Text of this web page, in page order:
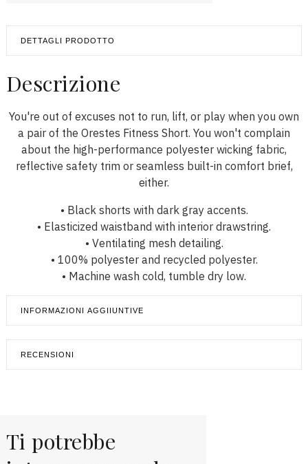
DETTAGLI PRODOTTO
Descrizione
You're out of excuses not to run, lift, or play when you own
a pair of the Orestes Fitness Short. You won't complain
about the high-performance polyester wicking fabric,
reflective safety trim or seamless built-in comfort brief,
either.
• Black shorts with dark gray accents.
• Elasticized waistband with interior drawstring.
• Ventilating mesh detailing.
• 100% polyester and recycled polyester.
• Machine wash cold, tumble dry low.
INFORMAZIONI AGGIIUNTIVE
RECENSIONI
Ti potrebbe